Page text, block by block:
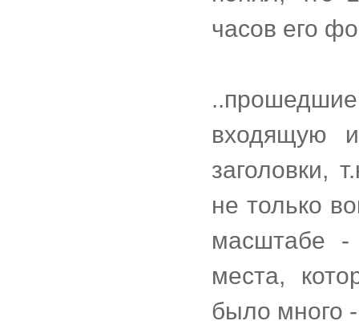
часов его
входящую
заголовки,
не только
масштабе -
места,
было много